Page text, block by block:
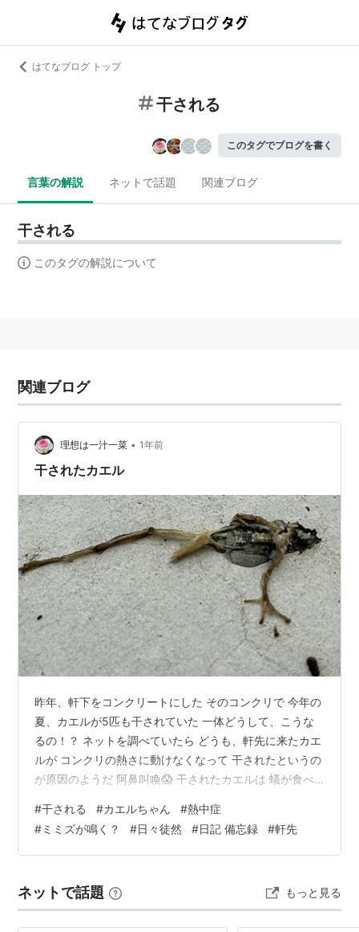
はてなブログ トップ
干される
このタグでブログを書く
言葉の解説 ネットで話題 関連ブログ
干される
このタグの解説について
関連ブログ
理想は一汁一菜 • 1年前
干されたカエル
昨年、軒下をコンクリートにした そのコンクリで 今年の
夏、カエルが5匹も干されていた 一体どうして、こうな
るの！？ ネットを調べていたら どうも、軒先に来たカエ
ルが コンクリの熱さに動けなくなって 干されたというの
が原因のようだ 阿鼻叫喚😱 干されたカエルは 蟻が食べ
ど どうしてミミズがコンクリに出てきたのか 土の中も熱
いので移動しようとして 出てきたのか。。。 人間の世界
でも 熱中症で死ぬ人がいるものね 日本列島、梅雨明けし
とも、カエルやミミズのように なりたくないわね∧( 'Θ' )
…
#干される #カエルちゃん #熱中症
#ミミズが鳴く？ #日々徒然 #日記 備忘録 #軒先
ネットで話題 もっと見る